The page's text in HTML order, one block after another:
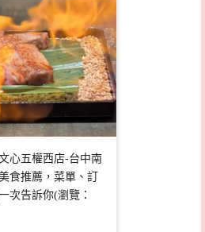
心五權西店-台中南
食推薦，菜單、訂
次告訴你(瀏覽：